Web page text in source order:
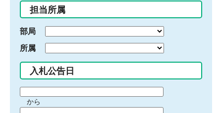
入
力
担当所属
部局
所属
入札公告日
間から